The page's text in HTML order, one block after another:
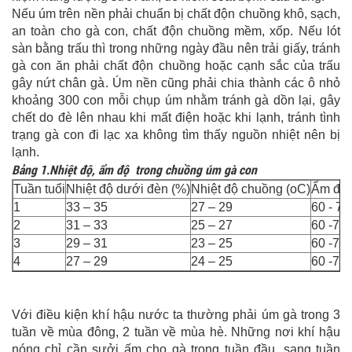
Nếu úm trên nền phải chuẩn bị chất độn chuồng khô, sạch,
an toàn cho gà con, chất độn chuồng mềm, xốp. Nếu lót
sàn bằng trấu thì trong những ngày đầu nên trải giấy, tránh
gà con ăn phải chất độn chuồng hoặc cạnh sắc của trấu
gây nứt chân gà. Úm nền cũng phải chia thành các ô nhỏ
khoảng 300 con mỗi chụp úm nhằm tránh gà dồn lại, gây
chết do đè lên nhau khi mất điện hoặc khi lạnh, tránh tình
trạng gà con đi lạc xa không tìm thấy nguồn nhiệt nên bị
lạnh.
Bảng 1.Nhiệt độ, ẩm độ trong chuồng úm gà con
Tuần tuổi Nhiệt độ dưới đèn (%)Nhiệt độ chuồng (oC)Ẩm độ
1
33 – 35 27 – 29
60 - 75
2
31 – 33 25 – 27
60 -75
3
29 – 31 23 – 25
60 -75
4
27 – 29 24 – 25 60 -75
Với điều kiện khí hậu nước ta thường phải úm gà trong 3
tuần về mùa đông, 2 tuần về mùa hè. Những nơi khí hậu
nóng chỉ cần sưởi ấm cho gà trong tuần đầu, sang tuần